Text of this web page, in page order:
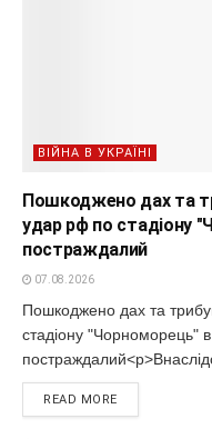
ВІЙНА В УКРАЇНІ
Пошкоджено дах та
удар рф по стадіону
постраждалий
07.08.2026
Пошкоджено дах та
стадіону "Чорноморець"
READ MORE